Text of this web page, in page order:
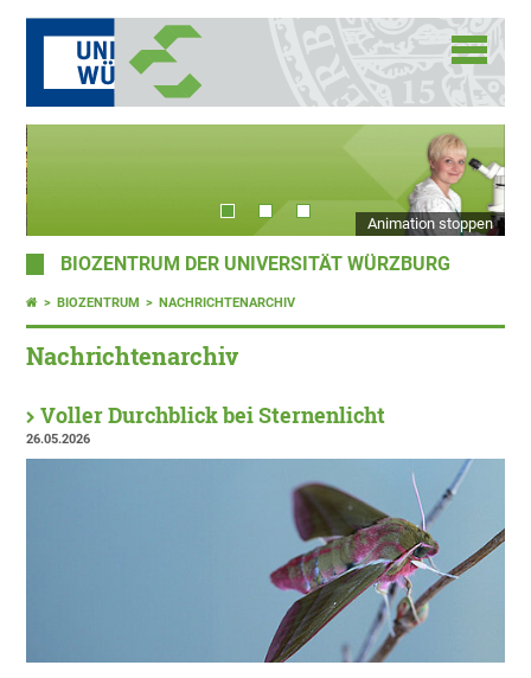
Animation stoppen
BIOZENTRUM DER UNIVERSITÄT WÜRZBURG
BIOZENTRUM NACHRICHTENARCHIV
Nachrichtenarchiv
Voller Durchblick bei Sternenlicht
26.05.2026